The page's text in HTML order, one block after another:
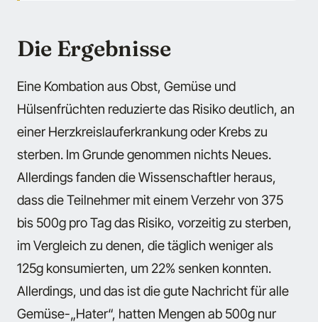
Die Ergebnisse
Eine Kombation aus Obst, Gemüse und
Hülsenfrüchten reduzierte das Risiko deutlich, an
einer Herzkreislauferkrankung oder Krebs zu
sterben. Im Grunde genommen nichts Neues.
Allerdings fanden die Wissenschaftler heraus,
dass die Teilnehmer mit einem Verzehr von 375
bis 500g pro Tag das Risiko, vorzeitig zu sterben,
im Vergleich zu denen, die täglich weniger als
125g konsumierten, um 22% senken konnten.
Allerdings, und das ist die gute Nachricht für alle
Gemüse-„Hater“, hatten Mengen ab 500g nur